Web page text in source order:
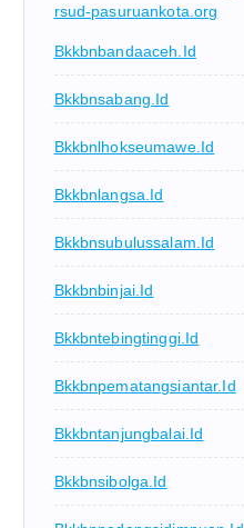
rsud-pasuruankota.org
Bkkbnbandaaceh.id
Bkkbnsabang.id
Bkkbnlhokseumawe.id
Bkkbnlangsa.id
Bkkbnsubulussalam.id
Bkkbnbinjai.id
Bkkbntebingtinggi.id
Bkkbnpematangsiantar.id
Bkkbntanjungbalai.id
Bkkbnsibolga.id